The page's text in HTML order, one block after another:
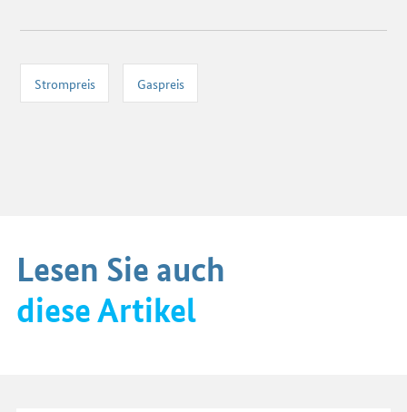
Strompreis Gaspreis
Lesen Sie auch
diese Artikel